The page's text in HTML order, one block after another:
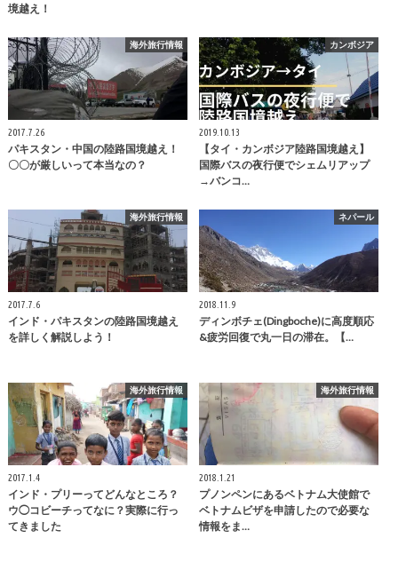
境越え！
海外旅行情報
2017.7.26
パキスタン・中国の陸路国境越え！
〇〇が厳しいって本当なの？
カンボジア
2019.10.13
【タイ・カンボジア陸路国境越え】
国際バスの夜行便でシェムリアップ
→バンコ…
海外旅行情報
2017.7.6
インド・パキスタンの陸路国境越え
を詳しく解説しよう！
ネパール
2018.11.9
ディンボチェ(Dingboche)に高度順応
&疲労回復で丸一日の滞在。【…
海外旅行情報
2017.1.4
インド・プリーってどんなところ？
ウ◯コビーチってなに？実際に行っ
てきました
海外旅行情報
2018.1.21
プノンペンにあるベトナム大使館で
ベトナムビザを申請したので必要な
情報をま…